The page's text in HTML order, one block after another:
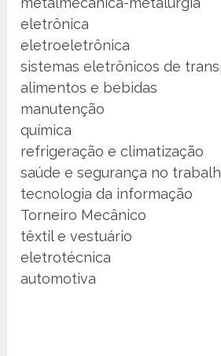
eletrônica
eletroeletrônica
sistemas eletrônicos de
alimentos e bebidas
manutenção
química
refrigeração e climatização
saúde e segurança no
tecnologia da informação
Torneiro Mecânico
têxtil e vestuário
eletrotécnica
automotiva